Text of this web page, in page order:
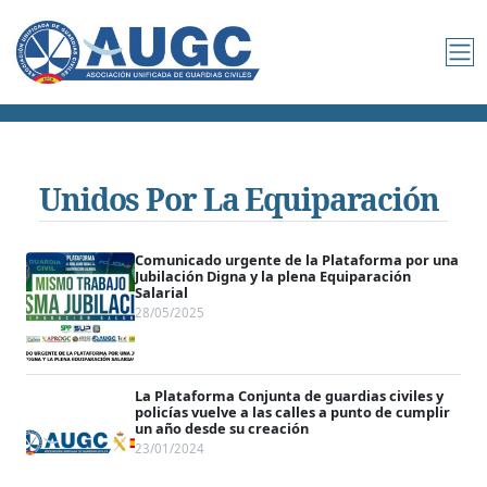
Unidos Por La Equiparación
Comunicado urgente de la Plataforma por una
Jubilación Digna y la plena Equiparación
Salarial
28/05/2025
La Plataforma Conjunta de guardias civiles y
policías vuelve a las calles a punto de cumplir
un año desde su creación
23/01/2024